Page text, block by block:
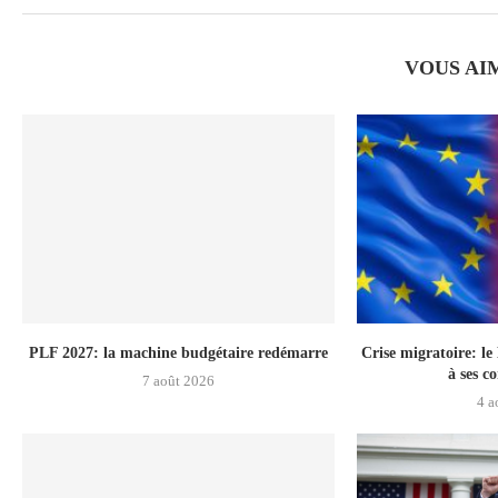
VOUS
PLF 2027: la machine budgétaire redémarre
7 août 2026
Crise migratoire: le
à ses
4